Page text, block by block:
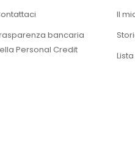
bancaria
Personal Credit
Il